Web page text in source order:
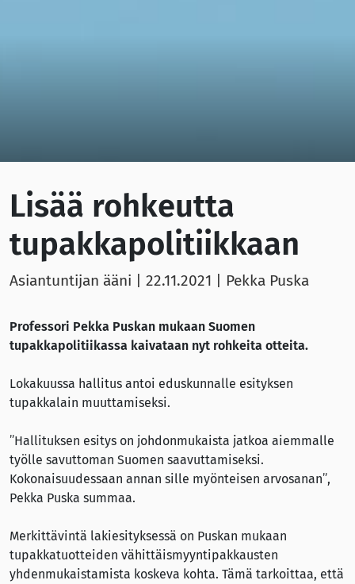
Lisää rohkeutta
tupakkapolitiikkaan
Asiantuntijan ääni | 22.11.2021 | Pekka Puska
Professori Pekka Puskan mukaan Suomen
tupakkapolitiikassa kaivataan nyt rohkeita otteita.
Lokakuussa hallitus antoi eduskunnalle esityksen
tupakkalain muuttamiseksi.
”Hallituksen esitys on johdonmukaista jatkoa aiemmalle
työlle savuttoman Suomen saavuttamiseksi.
Kokonaisuudessaan annan sille myönteisen arvosanan”,
Pekka Puska summaa.
Merkittävintä lakiesityksessä on Puskan mukaan
tupakkatuotteiden vähittäismyyntipakkausten
yhdenmukaistamista koskeva kohta. Tämä tarkoittaa, että